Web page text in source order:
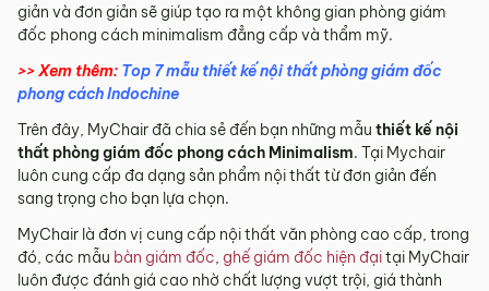
giản và đơn giản sẽ giúp tạo ra một không gian phòng giám
đốc phong cách minimalism đẳng cấp và thẩm mỹ.
>> Xem thêm: Top 7 mẫu thiết kế nội thất phòng giám đốc
phong cách Indochine
Trên đây, MyChair đã chia sẻ đến bạn những mẫu thiết kế nội
thất phòng giám đốc phong cách Minimalism. Tại Mychair
luôn cung cấp đa dạng sản phẩm nội thất từ đơn giản đến
sang trọng cho bạn lựa chọn.
MyChair là đơn vị cung cấp nội thất văn phòng cao cấp, trong
đó, các mẫu bàn giám đốc, ghế giám đốc hiện đạitại MyChair
luôn được đánh giá cao nhờ chất lượng vượt trội, giá thành